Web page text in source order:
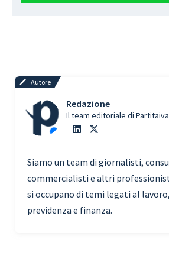
Autore
Redazione
Il team editoriale di
Siamo un team di giornalisti,
commercialisti e altri
si occupano di temi legati al
previdenza e finanza.